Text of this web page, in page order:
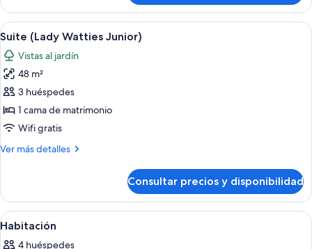
(Lady
Watties)
Abrir
todas
las
fotos
de
Suite
(Lady
Junior)
Un dormitorio con cama, sofá,
12
Suite (Lady Watties Junior)
Vistas al jardín
48 m²
3 huéspedes
1 cama de matrimonio
Wifi gratis
Ver más detalles
Más
(Lady
Watties
Junior)
Consultar precios y disponibilidad
Abrir
todas
Amplia sala de estar con piso de
5
Habitación
4 huéspedes